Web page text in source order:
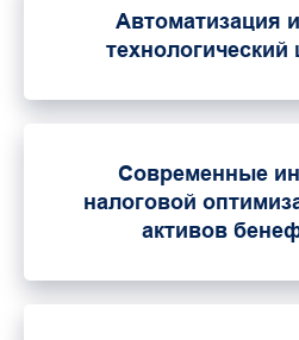
Автоматизация
технологический
Современные
налоговой
активов